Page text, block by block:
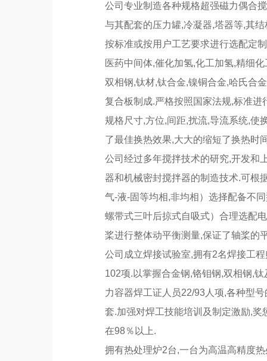
公司专业制造各种规格超强磁力偶合
与其配套的压力罐,冷凝器,塔器等,其
按标准或按用户工艺要求进行选配定
医药中间体,催化加氢,化工加氢,精细
双相钢,钛材,钛合金,镍铜合金,哈氏合
复合板制成.严格按照国家法规,标准
规格尺寸,方位,间距,扰流,导流系统,使
了最佳换热效果,大大的缩短了换热时
公司经过多年搅拌技术的研究,开发和
器和机械密封搅拌器的制造技术.可根
气-液-固等均相,非均相）选择配备不
螺带式三叶后掠式自吸式）合理选配
桨进行整体动平衡测量,保证了轴桨的
公司成立焊接试验室,拥有2名焊接工
102项.以掌握合金钢,铬钼钢,双相钢,
力容器焊工证人员22/93人项,各种型
套.加强对焊工技能培训及制定激励,
在98％以上.
拥有热处理炉2台,一台为高温高精度